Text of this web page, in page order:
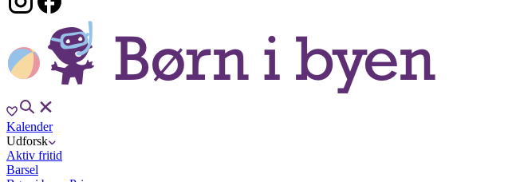
Kalender
Udforsk
Aktiv fritid
Barsel